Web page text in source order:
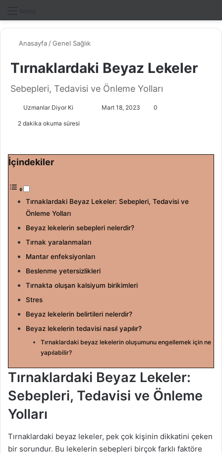
Anasayfa /Genel Sağlık
Tırnaklardaki Beyaz Lekeler
Sebepleri, Tedavisi ve Önleme Yolları
Uzmanlar Diyor Ki
o
X
-
t
g
e
r
e
Mart 18, 2023 0
2 dakika okuma süresi
İçindekiler
Tırnaklardaki Beyaz Lekeler: Sebepleri, Tedavisi ve
Önleme Yolları
Beyaz lekelerin sebepleri nelerdir?
Tırnak yaralanmaları
Mantar enfeksiyonları
Beslenme yetersizlikleri
Tırnakta oluşan kalsiyum birikimleri
Stres
Beyaz lekelerin belirtileri nelerdir?
Beyaz lekelerin tedavisi nasıl yapılır?
Tırnaklardaki beyaz lekelerin oluşumunu engellemek için ne
yapılabilir?
Tırnaklardaki Beyaz Lekeler:
Sebepleri, Tedavisi ve Önleme
Yolları
Tırnaklardaki beyaz lekeler, pek çok kişinin dikkatini çeken
bir sorundur. Bu lekelerin sebepleri birçok farklı faktöre